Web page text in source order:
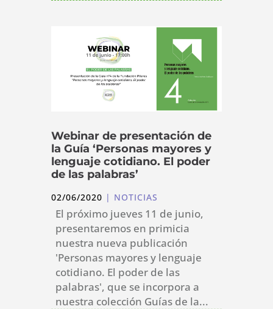
Webinar de presentación de
la Guía ‘Personas mayores y
lenguaje cotidiano. El poder
de las palabras’
02/06/2020 | NOTICIAS
El próximo jueves 11 de junio,
presentaremos en primicia
nuestra nueva publicación
'Personas mayores y lenguaje
cotidiano. El poder de las
palabras', que se incorpora a
nuestra colección Guías de la...